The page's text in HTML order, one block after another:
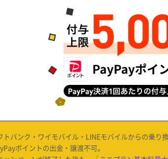
バンク・ワイモバイル・LINEモバイルからの乗り
ポイントの出金・譲渡不可。